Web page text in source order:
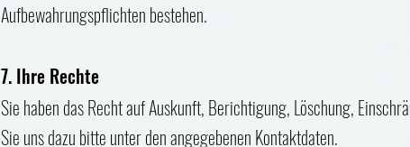
Aufbewahrungspflichten bestehen.
7. Ihre Rechte
Sie haben das Recht auf Auskunft, Berichtigung, Löschung,
Sie uns dazu bitte unter den angegebenen Kontaktdaten.